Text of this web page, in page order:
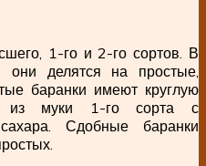
1-го и 2-го сортов. В
они делятся на простые,
баранки имеют круглую
из муки 1-го сорта с
Сдобные баранки